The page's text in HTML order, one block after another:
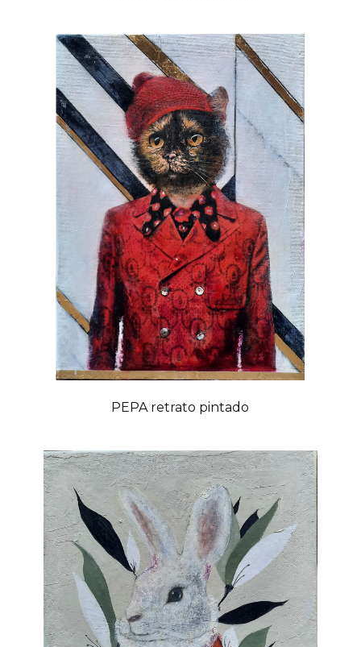
PEPA retrato pintado